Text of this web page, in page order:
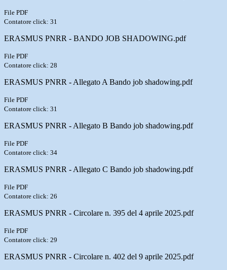
File PDF
Contatore click: 31
ERASMUS PNRR - BANDO JOB SHADOWING.pdf
File PDF
Contatore click: 28
ERASMUS PNRR - Allegato A Bando job shadowing.pdf
File PDF
Contatore click: 31
ERASMUS PNRR - Allegato B Bando job shadowing.pdf
File PDF
Contatore click: 34
ERASMUS PNRR - Allegato C Bando job shadowing.pdf
File PDF
Contatore click: 26
ERASMUS PNRR - Circolare n. 395 del 4 aprile 2025.pdf
File PDF
Contatore click: 29
ERASMUS PNRR - Circolare n. 402 del 9 aprile 2025.pdf